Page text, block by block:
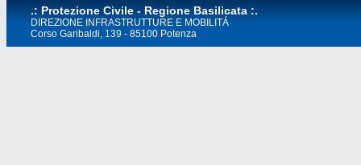
.: Protezione Civile - Regione Basilicata :.
DIREZIONE INFRASTRUTTURE E MOBILITÁ
Corso Garibaldi, 139 - 85100 Potenza